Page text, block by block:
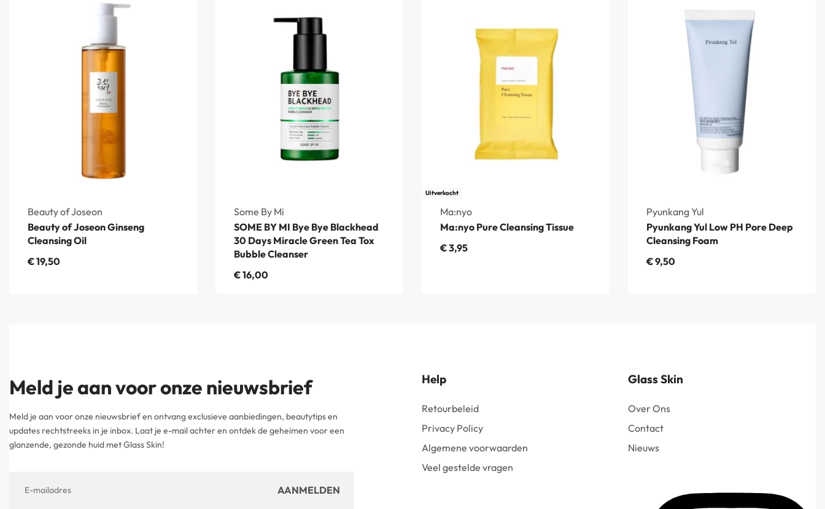
Beauty of Joseon
Beauty of Joseon Ginseng
Cleansing Oil
€19,50
Some By Mi
SOME BY MI Bye Bye Blackhead
30 Days Miracle Green Tea Tox
Bubble Cleanser
€16,00
Uitverkocht
Ma:nyo
Ma:nyo Pure Cleansing Tissue
€3,95
Pyunkang Yul
Pyunkang Yul Low PH Pore Deep
Cleansing Foam
€9,50
Meld je aan voor onze nieuwsbrief
Meld je aan voor onze nieuwsbrief en ontvang exclusieve aanbiedingen, beautytips en
updates rechtstreeks in je inbox. Laat je e-mail achter en ontdek de geheimen voor een
glanzende, gezonde huid met Glass Skin!
Help
Retourbeleid
Privacy Policy
Algemene voorwaarden
Veel gestelde vragen
Glass Skin
Over Ons
Contact
Nieuws